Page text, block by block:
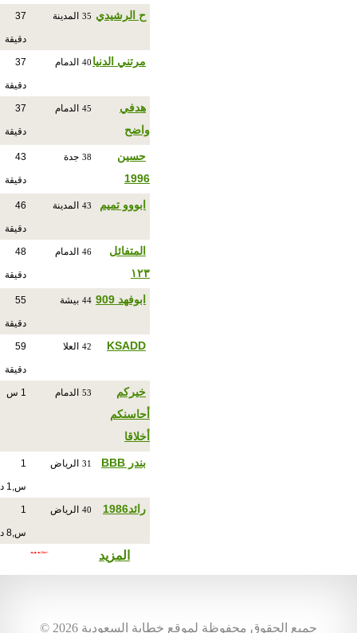
ح الرشيدي 35 المدينة 37
دقيقة
مرتني الدنيا 40 الدمام 37
دقيقة
هدفي
واضح
45 الدمام 37
دقيقة
حسين
1996
38 جدة 43
دقيقة
ابووو تميم 43 المدينة 46
دقيقة
المتفائل
١٢٣
46 الدمام 48
دقيقة
ابوفهد 909 44 بيشة 55
دقيقة
KSADD
42 العلا 59
دقيقة
خيركم
أحاسنكم
أخلاقا
53 الدمام 1 س
بندر BBB 31 الرياض 1
س,1 د
رائد1986 40 الرياض 1
س,8 د
المزيد
© جميع الحقوق محفوظة لموقع خطابة السعودية 2026